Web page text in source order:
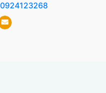
0924123268